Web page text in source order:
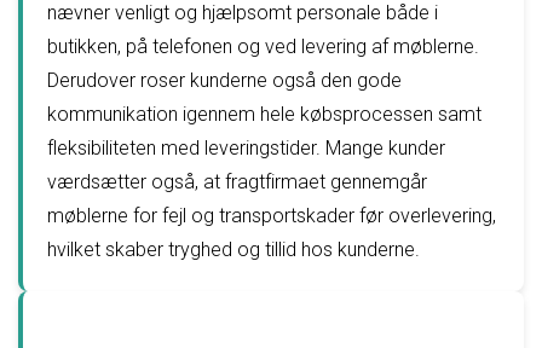
nævner venligt og hjælpsomt personale både i
butikken, på telefonen og ved levering af møblerne.
Derudover roser kunderne også den gode
kommunikation igennem hele købsprocessen samt
fleksibiliteten med leveringstider. Mange kunder
værdsætter også, at fragtfirmaet gennemgår
møblerne for fejl og transportskader før overlevering,
hvilket skaber tryghed og tillid hos kunderne.